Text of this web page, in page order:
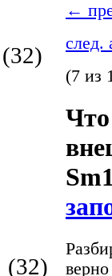
(32)
(32)
←
след.
(7 из
Что